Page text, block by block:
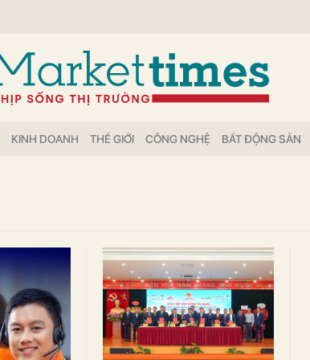
KINH DOANH THẾ GIỚI CÔNG NGHỆ BẤT ĐỘNG SẢN